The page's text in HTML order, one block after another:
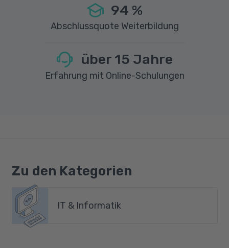
94 %
Abschlussquote Weiterbildung
über 15 Jahre
Erfahrung mit Online-Schulungen
Zu den Kategorien
IT & Informatik